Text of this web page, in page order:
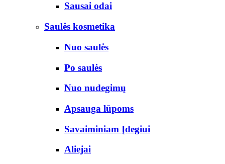
Sausai odai
Saulės kosmetika
Nuo saulės
Po saulės
Nuo nudegimų
Apsauga lūpoms
Savaiminiam Įdegiui
Aliejai